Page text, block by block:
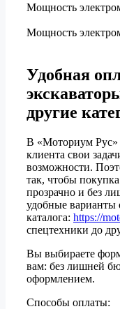
Мощность
Мощность
Удобная
другие
В «Моториум Рус»
клиента свои
возможности.
так, чтобы
прозрачно и без
удобные варианты
каталога: https://
спецтехники до
Вы выбираете
вам: без лишней
оформлением.
Способы оплаты: